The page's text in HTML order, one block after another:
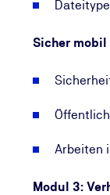
Das Training
von IT-
eine
Sicher
Arbeiten
Modul 3: